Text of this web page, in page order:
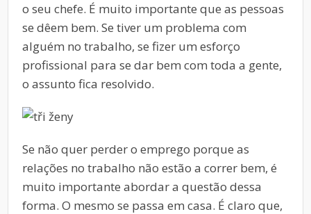
o seu chefe. É muito importante que as pessoas
se dêem bem. Se tiver um problema com
alguém no trabalho, se fizer um esforço
profissional para se dar bem com toda a gente,
o assunto fica resolvido.
Se não quer perder o emprego porque as
relações no trabalho não estão a correr bem, é
muito importante abordar a questão dessa
forma. O mesmo se passa em casa. É claro que,